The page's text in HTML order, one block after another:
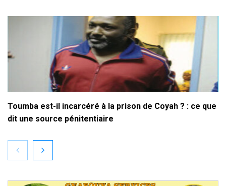
Toumba est-il incarcéré à la prison de Coyah ? : ce que
dit une source pénitentiaire